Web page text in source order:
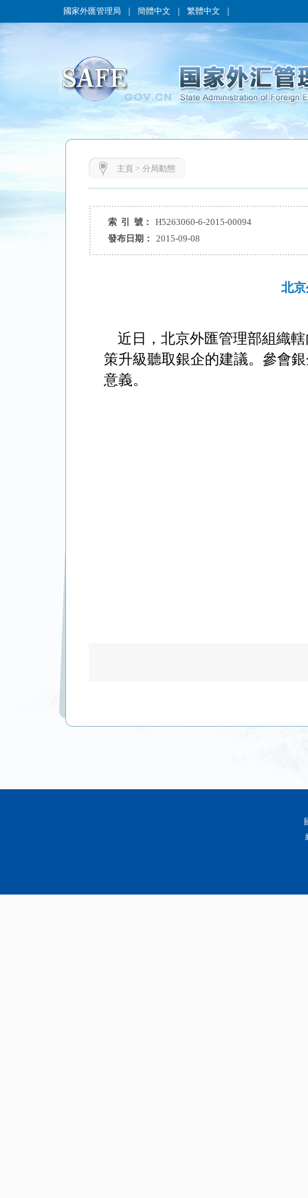
國家外匯管理局 簡體中文 繁體中文
主頁 > 分局動態
索 引 號：
H5263060-6-2015-00094
發布日期：
2015-09-08
北
近日，北京外匯管理部組織
策升級聽取銀企的建議。參會
意義。